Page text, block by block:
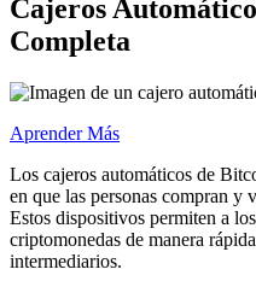
Cajeros
Completa
Aprender Más
Los cajeros automáticos de
en que las personas compran y
Estos dispositivos permiten a
criptomonedas de manera
intermediarios.